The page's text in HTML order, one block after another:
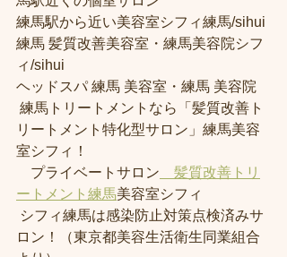
練馬駅から近い美容室シフィ練馬/sihui
練馬 髪質改善美容室・練馬美容院シフ
ィ/sihui
ヘッドスパ 練馬 美容室・練馬 美容院
練馬トリートメントなら「髪質改善ト
リートメント特化型サロン」練馬美容
室シフィ！
プライベートサロン 髪質改善トリ
ートメント練馬美容室シフィ
シフィ練馬は感染防止対策点検済みサ
ロン！（東京都美容生活衛生同業組合